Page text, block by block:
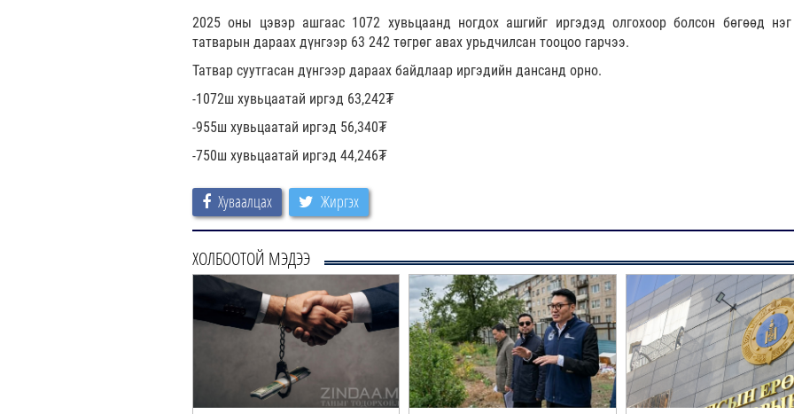
2025 оны цэвэр ашгаас 1072 хувьцаанд ногдох ашгийг иргэдэд олгохоор болсон бөгөөд нэг
татварын дараах дүнгээр 63 242 төгрөг авах урьдчилсан тооцоо гарчээ.
Татвар суутгасан дүнгээр дараах байдлаар иргэдийн дансанд орно.
-1072ш хувьцаатай иргэд 63,242₮
-955ш хувьцаатай иргэд 56,340₮
-750ш хувьцаатай иргэд 44,246₮
Хуваалцах Жиргэх
ХОЛБООТОЙ МЭДЭЭ